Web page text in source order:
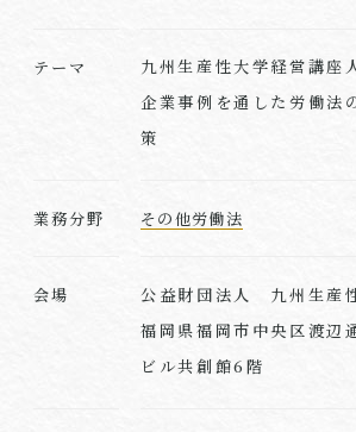
テーマ
九州生産性大学経営講座
企業事例を通した労働法
策
業務分野 その他労働法
会場
公益財団法人 九州生産
福岡県福岡市中央区渡
ビル共創館6階